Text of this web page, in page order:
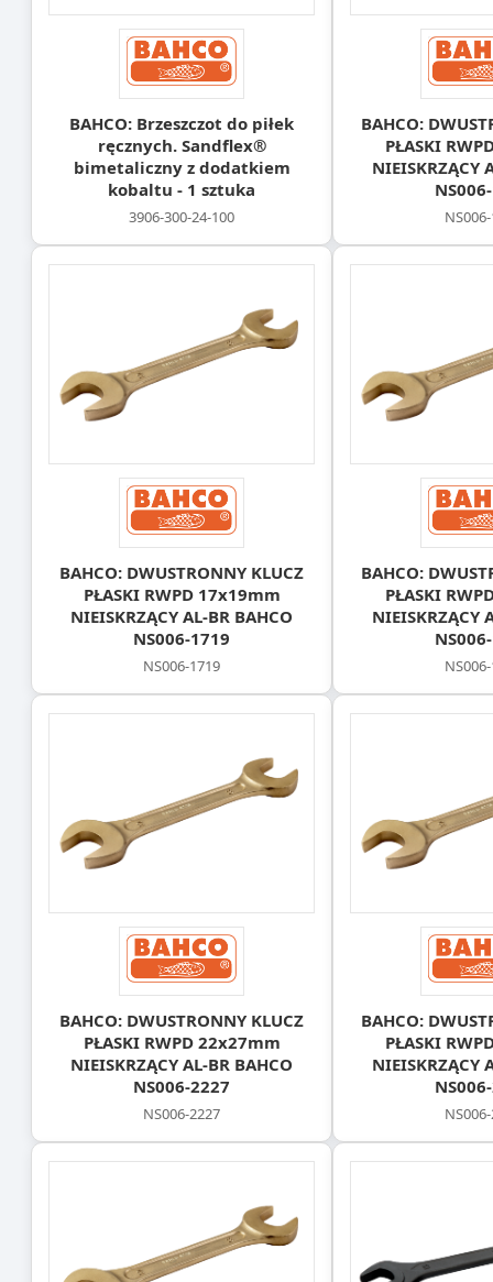
BAHCO: Brzeszczot do piłek
ręcznych. Sandflex®
bimetaliczny z dodatkiem
kobaltu - 1 sztuka
3906-300-24-100
BAHCO:
PŁASKI
NIEISKRZĄCY
BAHCO: DWUSTRONNY KLUCZ
PŁASKI RWPD 17x19mm
NIEISKRZĄCY AL-BR BAHCO
NS006-1719
NS006-1719
BAHCO:
PŁASKI
NIEISKRZĄCY
BAHCO: DWUSTRONNY KLUCZ
PŁASKI RWPD 22x27mm
NIEISKRZĄCY AL-BR BAHCO
NS006-2227
NS006-2227
BAHCO:
PŁASKI
NIEISKRZĄCY